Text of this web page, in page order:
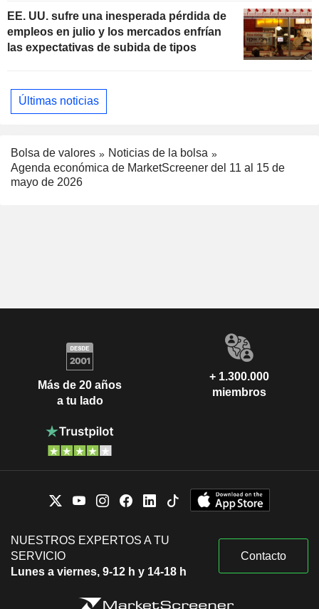
EE. UU. sufre una inesperada pérdida de
empleos en julio y los mercados enfrían
las expectativas de subida de tipos
Últimas noticias
Bolsa de valores
Noticias de la bolsa
Agenda económica de MarketScreener del 11 al 15 de
mayo de 2026
Más de 20 años
a tu lado
+ 1.300.000
miembros
NUESTROS EXPERTOS A TU
SERVICIO
Lunes a viernes, 9-12 h y 14-18 h
Contacto